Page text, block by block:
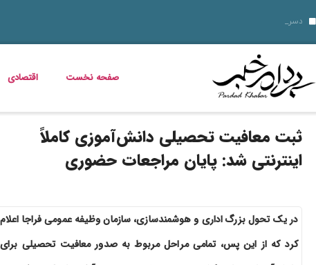
دسر شکلاتی فوری؛ چگونه یک دسر کا
قیمت خودرو در بازار آزاد؛ جدول نرخ محصولات ایران‌خودرو و سایپا (16 مرداد 1405)
قیمت دلار، طلا و سکه جمعه 16 مرداد 1405؛ بازار ارز ثابت ماند، طلا و سکه گران شدند
بازگشت مازیار لرستانی به تلویزیون؛ شروع ساخت تله‌فیلم جدید
بدترین عوارض ناس؛ مخدر ناس چه ماجرایی دارد که نمیدانیم؟
خواص گیاه خرفه؛ فواید خرفه برای سلامت، پوست و کاهش وزن
قیمت مرغ، ماهی و تخم مرغ امروز پنجشنبه 15 مرداد 1405 + جدول قیمت
استعلام کالابرگ الکترونیکی و وضعیت دهک‌بندی یارانه 1405؛ راهنمای کامل، رسمی و به‌روز
قیمت دلار، طلا، سکه و ارز امروز 15 مرداد 1405 + جدول کامل
صفحه نخست اقتصادی
ثبت معافیت تحصیلی دانش‌آموزی کاملاً
اینترنتی شد: پایان مراجعات حضوری
در یک تحول بزرگ اداری و هوشمندسازی، سازمان وظیفه عمومی فراجا اعلام
کرد که از این پس، تمامی مراحل مربوط به صدور معافیت تحصیلی برای